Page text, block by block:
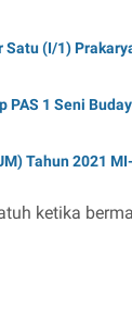
(I/1)
PAS 1 Seni
Tahun 2021
ketika